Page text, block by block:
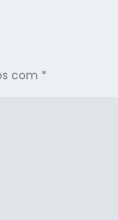
com *